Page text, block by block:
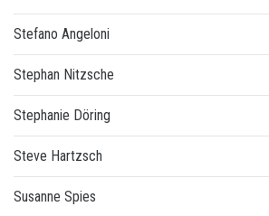
Stefano Angeloni
Stephan Nitzsche
Stephanie Döring
Steve Hartzsch
Susanne Spies